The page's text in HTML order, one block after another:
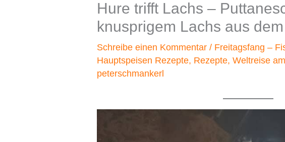
Hure trifft Lachs –
knusprigem Lachs aus
Schreibe einen Kommentar / Freitagsfang –
Hauptspeisen Rezepte, Rezepte,Weltreise
peterschmankerl